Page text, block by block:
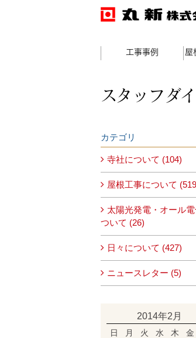
工事事例 屋
スタッフダ
カテゴリ
寺社について (104)
屋根工事について
太陽光発電・オール電
ついて (26)
日々について (427)
ニュースレター (5)
2014年2月
日 月 火 水 木 金